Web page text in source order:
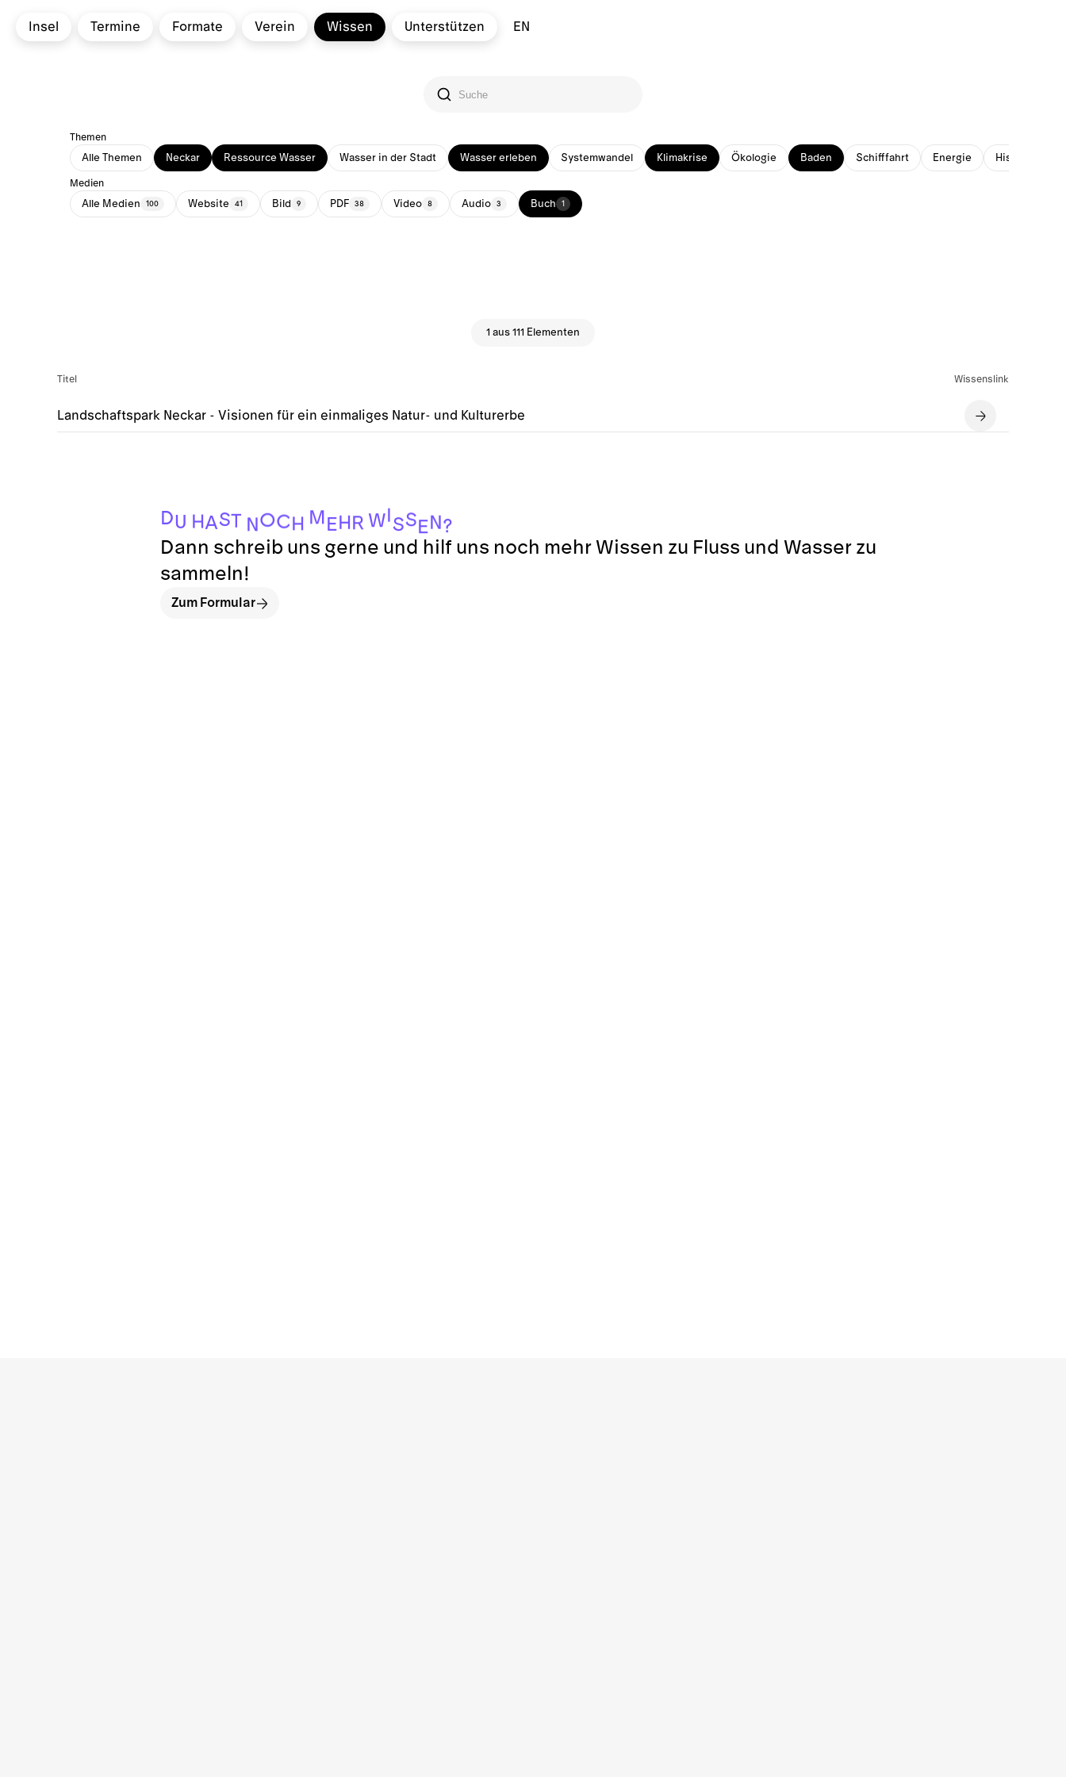
Insel Termine Formate Verein Wissen Unterstützen EN
Themen
Alle Themen Neckar Ressource Wasser Wasser in der Stadt Wasser erleben Systemwandel Klimakrise Ökologie Baden Schifffahrt Energie Historisches
Medien
Alle Medien 100 Website 41 Bild 9 PDF 38 Video 8 Audio 3 Buch 1
1 aus 111 Elementen
Titel Wissenslink
Landschaftspark Neckar - Visionen für ein einmaliges Natur- und Kulturerbe
DU H AST NOCH M E H R WISSE N ?
Dann schreib uns gerne und hilf uns noch mehr Wissen zu Fluss und Wasser zu
sammeln!
Zum Formular